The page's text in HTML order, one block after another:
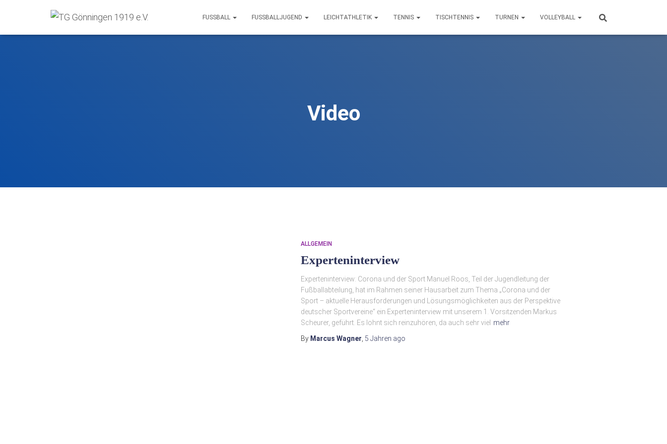
FUSSBALL FUSSBALLJUGEND LEICHTATHLETIK TENNIS TISCHTENNIS TURNEN VOLLEYBALL
Video
ALLGEMEIN
Experteninterview
Experteninterview: Corona und der Sport Manuel Roos, Teil der Jugendleitung der
Fußballabteilung, hat im Rahmen seiner Hausarbeit zum Thema „Corona und der
Sport – aktuelle Herausforderungen und Lösungsmöglichkeiten aus der Perspektive
deutscher Sportvereine“ ein Experteninterview mit unserem 1. Vorsitzenden Markus
Scheurer, geführt. Es lohnt sich reinzuhören, da auch sehr viel mehr
By Marcus Wagner 5 Jahren ago